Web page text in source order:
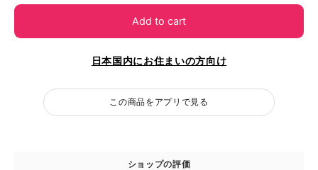
Add to cart
日本国内にお住まいの方向け
この商品をアプリで見る
ショップの評価